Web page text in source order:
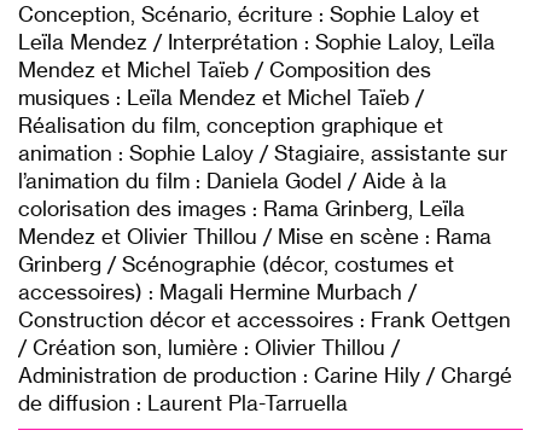
Conception, Scénario, écriture : Sophie Laloy et
Leïla Mendez / Interprétation : Sophie Laloy, Leïla
Mendez et Michel Taïeb / Composition des
musiques : Leïla Mendez et Michel Taïeb /
Réalisation du film, conception graphique et
animation : Sophie Laloy / Stagiaire, assistante sur
l’animation du film : Daniela Godel / Aide à la
colorisation des images : Rama Grinberg, Leïla
Mendez et Olivier Thillou / Mise en scène : Rama
Grinberg / Scénographie (décor, costumes et
accessoires) : Magali Hermine Murbach /
Construction décor et accessoires : Frank Oettgen
/ Création son, lumière : Olivier Thillou /
Administration de production : Carine Hily / Chargé
de diffusion : Laurent Pla-Tarruella